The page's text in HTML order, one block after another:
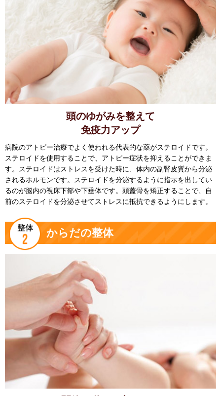
頭のゆがみを整えて
免疫力アップ
病院のアトピー治療でよく使われる代表的な薬がステロイドです。
ステロイドを使用することで、アトピー症状を抑えることができま
す。ステロイドはストレスを受けた時に、体内の副腎皮質から分泌
されるホルモンです。ステロイドを分泌するように指示を出してい
るのが脳内の視床下部や下垂体です。頭蓋骨を矯正することで、自
前のステロイドを分泌させてストレスに抵抗できるようにします。
からだの整体